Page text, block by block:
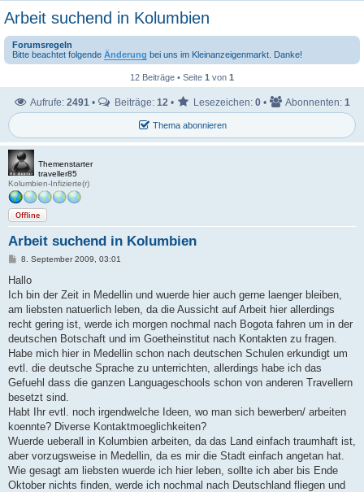
Arbeit suchend in Kolumbien
Forumsregeln
Bitte beachtet folgende Änderung bei uns im Kleinanzeigenmarkt. Danke!
12 Beiträge • Seite 1 von 1
Thema abonnieren
Aufrufe: 2491 • Beiträge: 12 • Lesezeichen: 0 • Abonnenten: 1
Themenstarter
traveller85
Kolumbien-Infizierte(r)
Offline
Arbeit suchend in Kolumbien
B
i
r
a
8. September 2009, 03:01
Hallo
Ich bin der Zeit in Medellin und wuerde hier auch gerne laenger bleiben,
am liebsten natuerlich leben, da die Aussicht auf Arbeit hier allerdings
recht gering ist, werde ich morgen nochmal nach Bogota fahren um in der
deutschen Botschaft und im Goetheinstitut nach Kontakten zu fragen.
Habe mich hier in Medellin schon nach deutschen Schulen erkundigt um
evtl. die deutsche Sprache zu unterrichten, allerdings habe ich das
Gefuehl dass die ganzen Languageschools schon von anderen Travellern
besetzt sind.
Habt Ihr evtl. noch irgendwelche Ideen, wo man sich bewerben/ arbeiten
koennte? Diverse Kontaktmoeglichkeiten?
Wuerde ueberall in Kolumbien arbeiten, da das Land einfach traumhaft ist,
aber vorzugsweise in Medellin, da es mir die Stadt einfach angetan hat.
Wie gesagt am liebsten wuerde ich hier leben, sollte ich aber bis Ende
Oktober nichts finden, werde ich nochmal nach Deutschland fliegen und